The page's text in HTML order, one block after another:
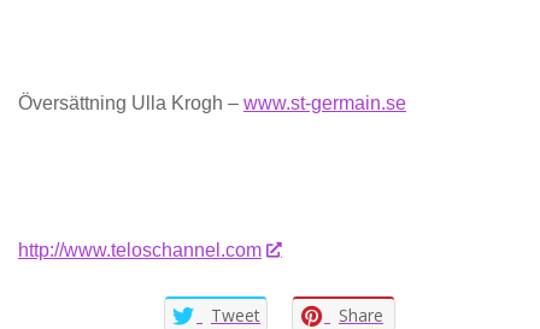
Översättning Ulla Krogh – www.st-germain.se
http://www.teloschannel.com
Tweet Share